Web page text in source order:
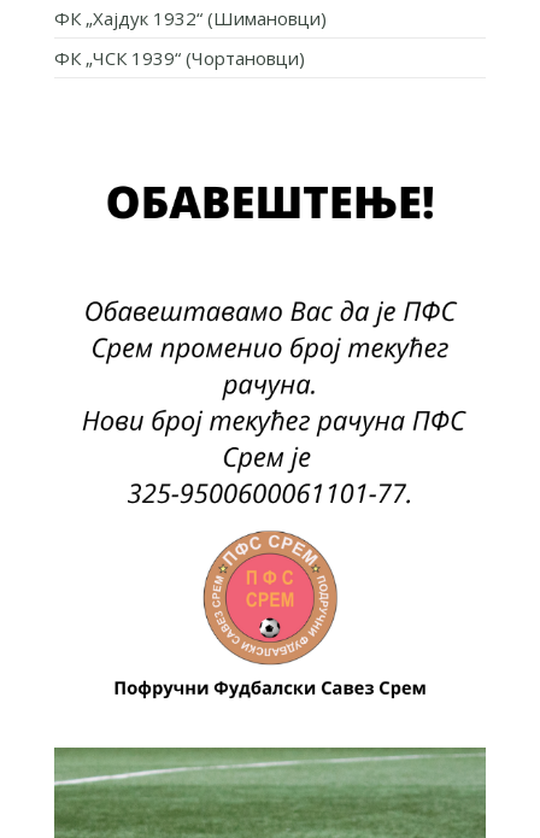
ФК „Хајдук 1932“ (Шимановци)
ФК „ЧСК 1939“ (Чортановци)